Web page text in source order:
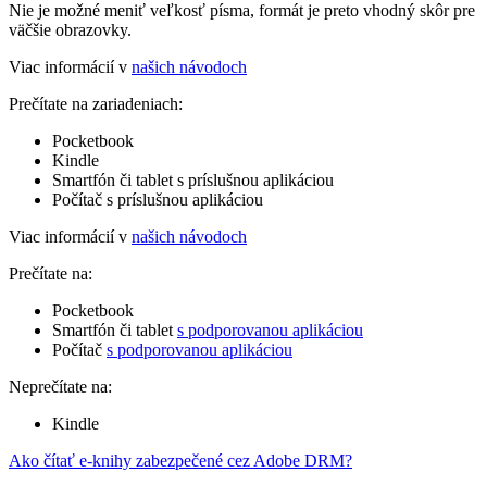
Nie je možné meniť veľkosť písma, formát je preto vhodný skôr pre
väčšie obrazovky.
Viac informácií v našich návodoch
Prečítate na zariadeniach:
Pocketbook
Kindle
Smartfón či tablet s príslušnou aplikáciou
Počítač s príslušnou aplikáciou
Viac informácií v našich návodoch
Prečítate na:
Pocketbook
Smartfón či tablet s podporovanou aplikáciou
Počítač s podporovanou aplikáciou
Neprečítate na:
Kindle
Ako čítať e-knihy zabezpečené cez Adobe DRM?